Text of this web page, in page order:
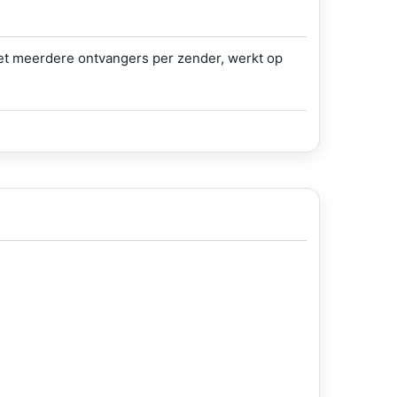
meerdere ontvangers per zender, werkt op